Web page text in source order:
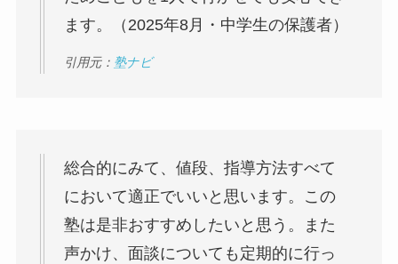
ます。（2025年8月・中学生の保護者）
引用元： 塾ナビ
総合的にみて、値段、指導方法すべて
において適正でいいと思います。この
塾は是非おすすめしたいと思う。また
声かけ、面談についても定期的に行っ